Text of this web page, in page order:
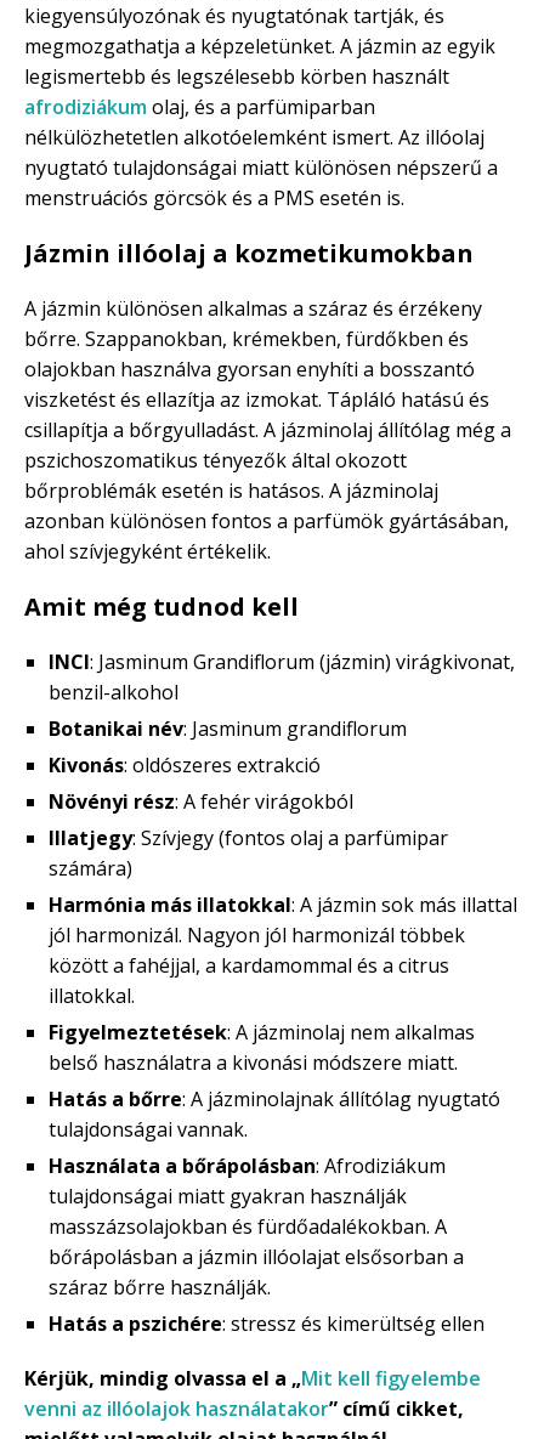
kiegyensúlyozónak és nyugtatónak tartják, és
megmozgathatja a képzeletünket. A jázmin az egyik
legismertebb és legszélesebb körben használt
afrodiziákumolaj, és a parfümiparban
nélkülözhetetlen alkotóelemként ismert. Az illóolaj
nyugtató tulajdonságai miatt különösen népszerű a
menstruációs görcsök és a PMS esetén is.
Jázmin illóolaj a kozmetikumokban
A jázmin különösen alkalmas a száraz és érzékeny
bőrre. Szappanokban, krémekben, fürdőkben és
olajokban használva gyorsan enyhíti a bosszantó
viszketést és ellazítja az izmokat. Tápláló hatású és
csillapítja a bőrgyulladást. A jázminolaj állítólag még a
pszichoszomatikus tényezők által okozott
bőrproblémák esetén is hatásos. A jázminolaj
azonban különösen fontos a parfümök gyártásában,
ahol szívjegyként értékelik.
Amit még tudnod kell
INCI: Jasminum Grandiflorum (jázmin) virágkivonat,
benzil-alkohol
Botanikai név: Jasminum grandiflorum
Kivonás: oldószeres extrakció
Növényi rész: A fehér virágokból
Illatjegy: Szívjegy (fontos olaj a parfümipar
számára)
Harmónia más illatokkal: A jázmin sok más illattal
jól harmonizál. Nagyon jól harmonizál többek
között a fahéjjal, a kardamommal és a citrus
illatokkal.
Figyelmeztetések: A jázminolaj nem alkalmas
belső használatra a kivonási módszere miatt.
Hatás a bőrre: A jázminolajnak állítólag nyugtató
tulajdonságai vannak.
Használata a bőrápolásban: Afrodiziákum
tulajdonságai miatt gyakran használják
masszázsolajokban és fürdőadalékokban. A
bőrápolásban a jázmin illóolajat elsősorban a
száraz bőrre használják.
Hatás a pszichére: stressz és kimerültség ellen
Kérjük, mindig olvassa el a „Mit kell figyelembe
venni az illóolajok használatakor” című cikket,